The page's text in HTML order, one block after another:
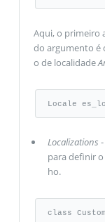
Aqui, o primeiro
do argumento é
o de localidade
Locale
Localizations
para definir o
ho.
class